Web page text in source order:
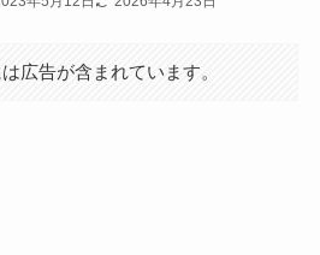
広告が含まれています。